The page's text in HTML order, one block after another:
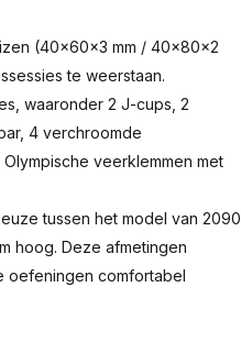
(40x60x3 mm / 40x80x2
te weerstaan.
waaronder 2 J-cups, 2
4 verchroomde
veerklemmen met
tussen het model van 2090
hoog. Deze afmetingen
oefeningen comfortabel